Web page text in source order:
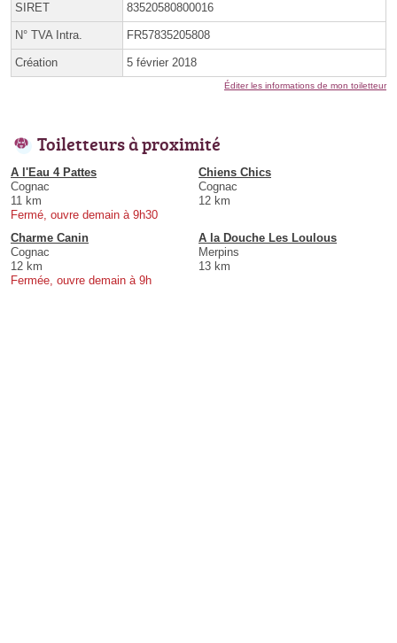
SIRET 83520580800016
N° TVA Intra. FR57835205808
Création 5 février 2018
Éditer les informations de mon toiletteur
Toiletteurs à proximité
A l'Eau 4 Pattes
Cognac
11 km
Fermé, ouvre demain à 9h30
Chiens Chics
Cognac
12 km
Charme Canin
Cognac
12 km
Fermée, ouvre demain à 9h
A la Douche Les Loulous
Merpins
13 km